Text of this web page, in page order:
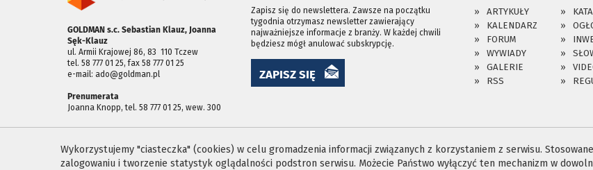
GOLDMAN s.c. Sebastian Klauz, Joanna
Sęk-Klauz
ul. Armii Krajowej 86, 83 ­ 110 Tczew
tel. 58 777 01 25, fax 58 777 01 25
e-mail: ado@goldman.pl
Prenumerata
Joanna Knopp, tel. 58 777 01 25, wew. 300
Zapisz się do newslettera. Zawsze na początku
tygodnia otrzymasz newsletter zawierający
najważniejsze informacje z branży. W każdej chwili
będziesz mógł anulować subskrypcję.
ZAPISZ SIĘ
ARTYKUŁY
KALENDARZ
FORUM
WYWIADY
GALERIE
RSS
Wykorzystujemy "ciasteczka" (cookies) w celu gromadzenia informacji związanych z korzystaniem z serwisu.
zalogowaniu i tworzenie statystyk oglądalności podstron serwisu. Możecie Państwo wyłączyć ten mechanizm w